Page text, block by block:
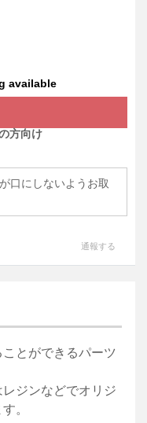
available
方向け
口にしないようお取
通報する
とができるパーツ
ジンなどでオリジ
。